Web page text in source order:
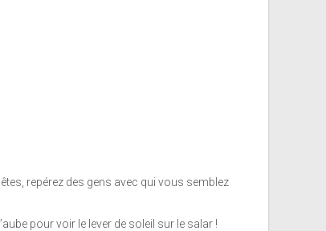
repérez des gens avec qui vous semblez
pour voir le lever de soleil sur le salar !